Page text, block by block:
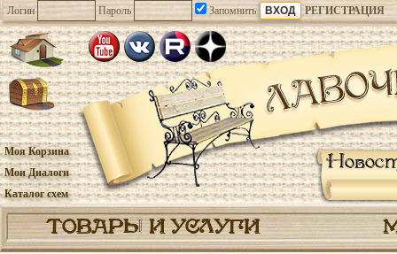
Логин Пароль Запомнить РЕГИСТРАЦИЯ
Моя Корзина
Мои Диалоги
Каталог схем
ТОВАРЫ И УСЛУГИ